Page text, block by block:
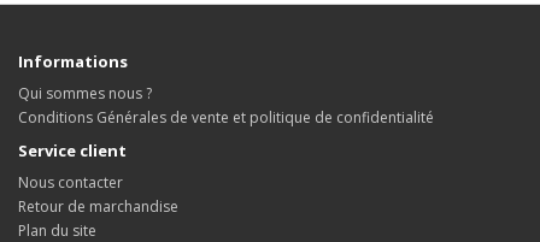
Informations
Qui sommes nous ?
Conditions Générales de vente et politique de confidentialité
Service client
Nous contacter
Retour de marchandise
Plan du site